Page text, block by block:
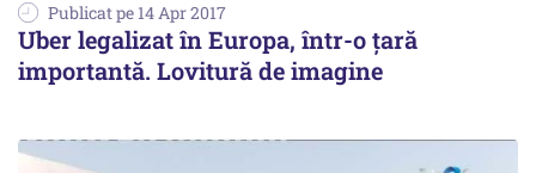
Publicat pe 14 Apr 2017
Uber legalizat în Europa, într-o țară
importantă. Lovitură de imagine